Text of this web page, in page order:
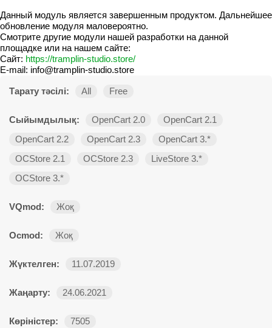
Данный модуль является завершенным продуктом. Дальнейшее
обновление модуля маловероятно.
Смотрите другие модули нашей разработки на данной
площадке или на нашем сайте:
Сайт: https://tramplin-studio.store/
E-mail: info@tramplin-studio.store
Тарату тәсілі: All Free
Сыйымдылық: OpenCart 2.0
OpenCart 2.1
OpenCart 2.2
OpenCart 2.3
OpenCart 3.*
OCStore 2.1
OCStore 2.3
LiveStore 3.*
OCStore 3.*
VQmod: Жоқ
Ocmod: Жоқ
Жүктелген: 11.07.2019
Жаңарту: 24.06.2021
Көріністер: 7505